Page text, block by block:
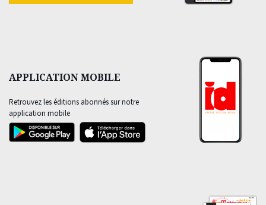
APPLICATION MOBILE
Retrouvez les éditions abonnés sur notre
application mobile